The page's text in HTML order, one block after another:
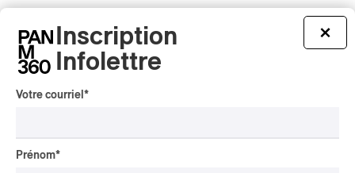
retiennent d’Outside Child ?
×
Inscription
Infolettre
Votre courriel *
Prénom*